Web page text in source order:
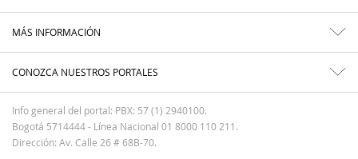
MÁS INFORMACIÓN
CONOZCA NUESTROS PORTALES
Info general del portal: PBX: 57 (1) 2940100.
Bogotá 5714444 - Línea Nacional 01 8000 110 211.
Dirección: Av. Calle 26 # 68B-70.